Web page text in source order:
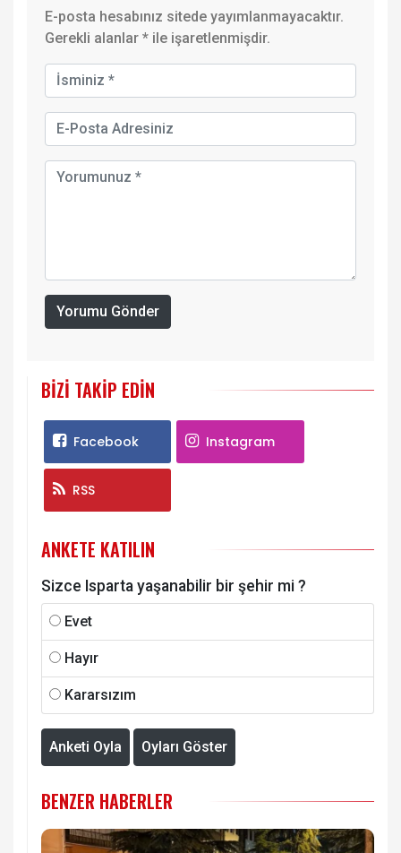
E-posta hesabınız sitede yayımlanmayacaktır.
Gerekli alanlar * ile işaretlenmişdir.
Yorumu Gönder
BIZI TAKIP EDIN
Facebook Instagram
RSS
ANKETE KATILIN
Sizce Isparta yaşanabilir bir şehir mi ?
Evet
Hayır
Kararsızım
Anketi Oyla Oyları Göster
BENZER HABERLER